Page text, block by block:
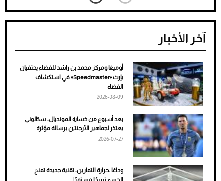
ضعف تبريد مكيف السيارة عند الوقوف.. أشهر
الأسباب والحلول
آخر الأخبار
أوميغا ومركز محمد بن راشد للفضاء يحتفيان
بإرث «Speedmaster» في استكشاف
الفضاء
2026-08-09
بعد أسبوع من خسارة المونديال.. سكالوني
يعتذر لجماهير الأرجنتين برسالة مؤثرة
2026-07-27
وداعًا لحرارة التمارين.. تقنية جديدة تمنح
الجسم تبريدًا مستمرًا